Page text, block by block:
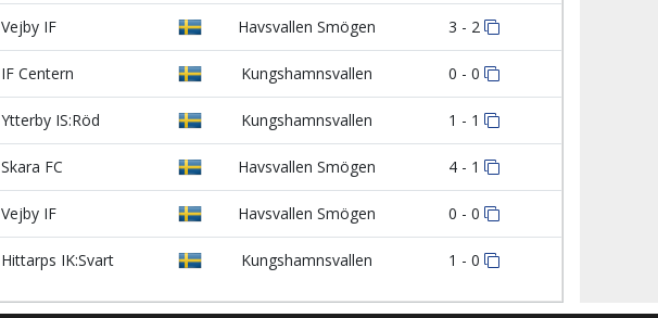
Vejby IF Havsvallen Smögen 3 - 2
IF Centern Kungshamnsvallen 0 - 0
Ytterby IS:Röd Kungshamnsvallen 1 - 1
Skara FC Havsvallen Smögen 4 - 1
Vejby IF Havsvallen Smögen 0 - 0
Hittarps IK:Svart Kungshamnsvallen 1 - 0